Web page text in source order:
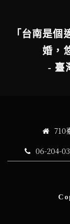
「台南是
婚，
- 臺
710
06-204-